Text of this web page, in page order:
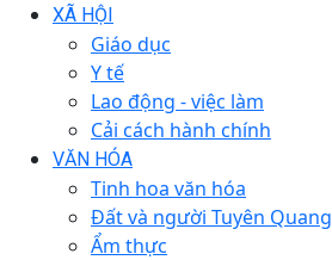
XÃ HỘI
Giáo dục
Y tế
Lao động - việc làm
Cải cách hành chính
VĂN HÓA
Tinh hoa văn hóa
Đất và người Tuyên Quang
Ẩm thực